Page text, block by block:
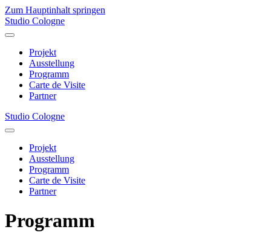
Zum Hauptinhalt springen
Studio Cologne
Projekt
Ausstellung
Programm
Carte de Visite
Partner
Studio Cologne
Projekt
Ausstellung
Programm
Carte de Visite
Partner
Programm